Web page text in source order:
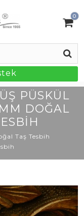
0
PÜSKÜL
DOĞAL
Taş Tesbih